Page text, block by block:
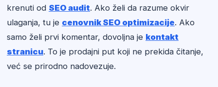
krenuti od SEO audit. Ako želi da razume okvir
ulaganja, tu je cenovnik SEO optimizacije. Ako
samo želi prvi komentar, dovoljna je kontakt
stranicu. To je prodajni put koji ne prekida čitanje,
već se prirodno nadovezuje.